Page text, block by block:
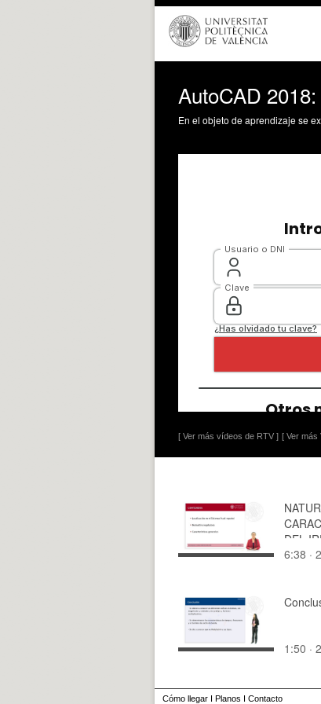
AutoCAD
[ Ver más vídeos de RTV ] [ Ver más
DEL
6:38 ·
1:50 ·
Cómo llegar I Planos I Contacto